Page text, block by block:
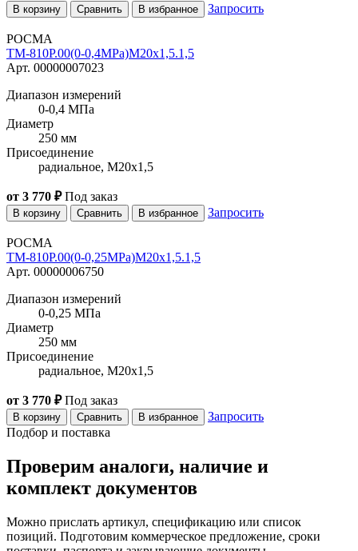
В корзину Сравнить В избранное Запросить
РОСМА
ТМ-810Р.00(0-0,4MPa)M20x1,5.1,5
Арт. 00000007023
Диапазон измерений
0-0,4 МПа
Диаметр
250 мм
Присоединение
радиальное, M20x1,5
от 3 770 ₽ Под заказ
В корзину Сравнить В избранное Запросить
РОСМА
ТМ-810Р.00(0-0,25MPa)M20x1,5.1,5
Арт. 00000006750
Диапазон измерений
0-0,25 МПа
Диаметр
250 мм
Присоединение
радиальное, M20x1,5
от 3 770 ₽ Под заказ
В корзину Сравнить В избранное
Запросить
Подбор и поставка
Проверим аналоги, наличие и
комплект документов
Можно прислать артикул, спецификацию или список
позиций. Подготовим коммерческое предложение, сроки